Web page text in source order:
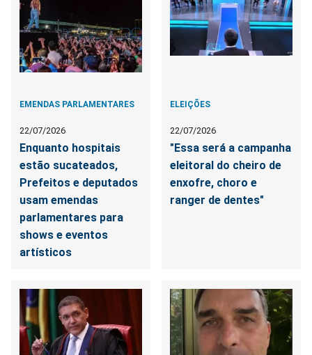
EMENDAS PARLAMENTARES
22/07/2026
Enquanto hospitais
estão sucateados,
Prefeitos e deputados
usam emendas
parlamentares para
shows e eventos
artísticos
ELEIÇÕES
22/07/2026
"Essa será a campanha
eleitoral do cheiro de
enxofre, choro e
ranger de dentes"